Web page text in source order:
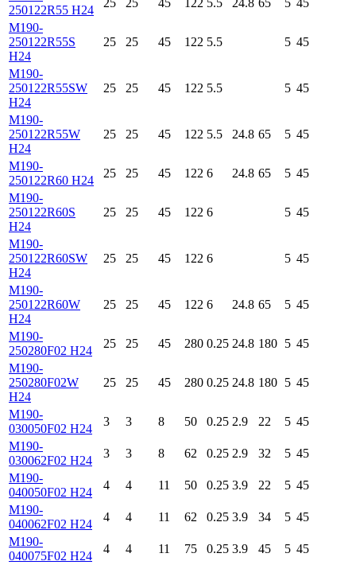
250122R55 H24
M190-
250122R55S
H24
25 25 45 122 5.5 5 45
M190-
250122R55SW
H24
25 25 45 122 5.5 5 45
M190-
250122R55W
H24
25 25 45 122 5.5 24.8 65 5 45
M190-
250122R60 H24
25 25 45 122 6 24.8 65 5 45
M190-
250122R60S
H24
25 25 45 122 6 5 45
M190-
250122R60SW
H24
25 25 45 122 6 5 45
M190-
250122R60W
H24
25 25 45 122 6 24.8 65 5 45
M190-
250280F02 H24
25 25 45 280 0.25 24.8 180 5 45
M190-
250280F02W
H24
25 25 45 280 0.25 24.8 180 5 45
M190-
030050F02 H24
3 3 8 50 0.25 2.9 22 5 45
M190-
030062F02 H24
3 3 8 62 0.25 2.9 32 5 45
M190-
040050F02 H24
4 4 11 50 0.25 3.9 22 5 45
M190-
040062F02 H24
4 4 11 62 0.25 3.9 34 5 45
M190-
040075F02 H24
4 4 11 75 0.25 3.9 45 5 45